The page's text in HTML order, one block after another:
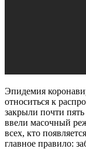
Эпидемия
относиться к
закрыли почти
ввели масочный
всех, кто
главное правило: